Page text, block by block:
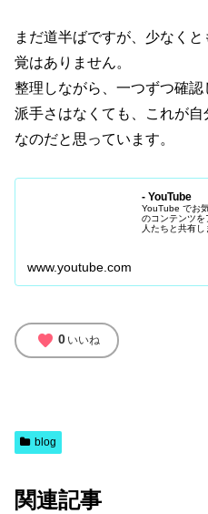
まだ道半ばですが、少なく
覚はありません。
整理しながら、一つずつ確認
派手さはなくても、これが
なのだと思っています。
- YouTube
YouTube でお
のコンテンツ
人たちと共有し
www.youtube.com
favorite 0 いいね
blog
関連記事